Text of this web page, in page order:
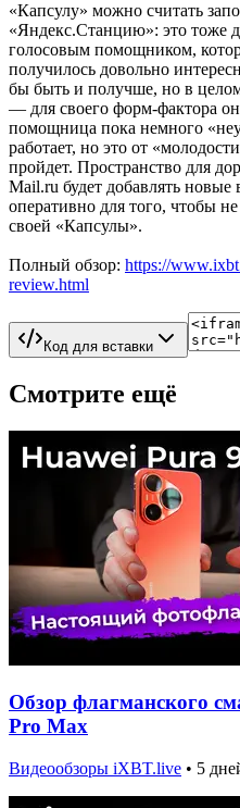
«Капсулу» можно считать
«Яндекс.Станцию»: это тоже
голосовым помощником,
получилось довольно
бы быть и получше, но в
— для своего форм-фактора
помощница пока немного
работает, но это от
пройдет. Пространство для
Mail.ru будет добавлять новые
оперативно для того, чтобы
своей «Капсулы».
Полный обзор: https://
review.html
Код для вставки
Смотрите ещё
Обзор флагманского
Pro Max
Видеообзоры iXBT.live • 5